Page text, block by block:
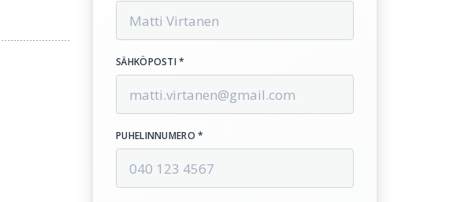
SÄHKÖPOSTI *
PUHELINNUMERO *